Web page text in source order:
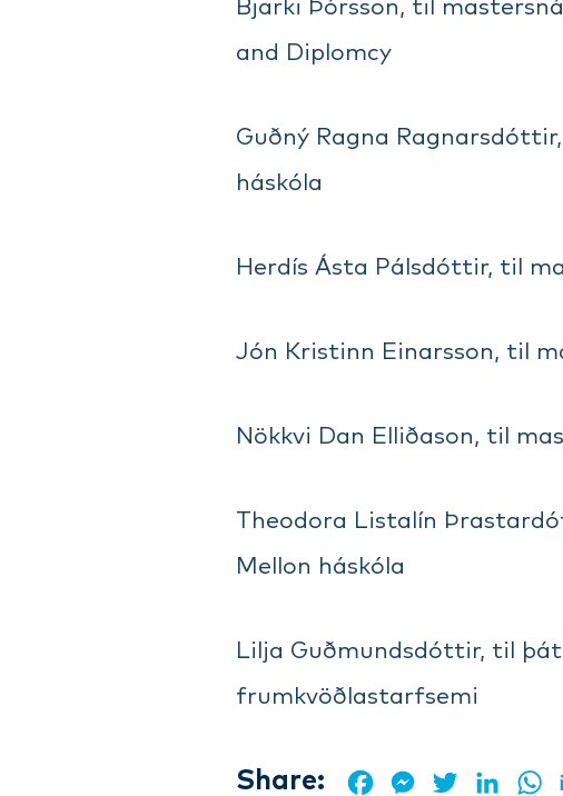
Bjarki Þórsson, til
and Diplomcy
Guðný Ragna
háskóla
Herdís Ásta Pálsdóttir, til
Jón Kristinn Einarsson, til
Nökkvi Dan Elliðason, til
Theodora Listalín
Mellon háskóla
Lilja Guðmundsdóttir, til
frumkvöðlastarfsemi
Share: FacebookMessenger
Twitter